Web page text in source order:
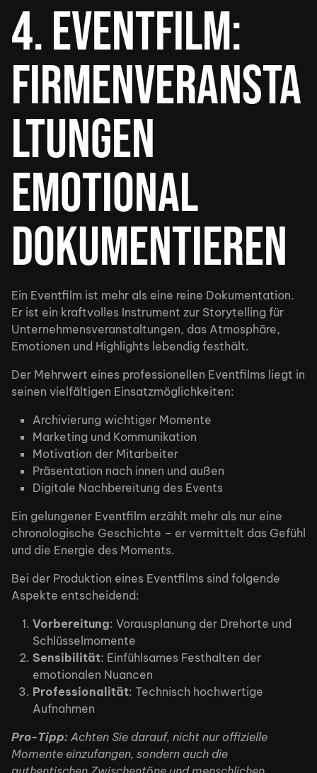
4. Eventfilm:
Firmenveransta
ltungen
emotional
dokumentieren
Ein Eventfilm ist mehr als eine reine Dokumentation.
Er ist ein kraftvolles Instrument zur Storytelling für
Unternehmensveranstaltungen, das Atmosphäre,
Emotionen und Highlights lebendig festhält.
Der Mehrwert eines professionellen Eventfilms liegt in
seinen vielfältigen Einsatzmöglichkeiten:
Archivierung wichtiger Momente
Marketing und Kommunikation
Motivation der Mitarbeiter
Präsentation nach innen und außen
Digitale Nachbereitung des Events
Ein gelungener Eventfilm erzählt mehr als nur eine
chronologische Geschichte – er vermittelt das Gefühl
und die Energie des Moments.
Bei der Produktion eines Eventfilms sind folgende
Aspekte entscheidend:
Vorbereitung: Vorausplanung der Drehorte und
Schlüsselmomente
Sensibilität: Einfühlsames Festhalten der
emotionalen Nuancen
Professionalität: Technisch hochwertige
Aufnahmen
Pro-Tipp: Achten Sie darauf, nicht nur offizielle
Momente einzufangen, sondern auch die
Work